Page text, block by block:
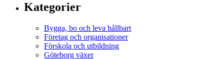
Kategorier
Bygga, bo och leva hållbart
Företag och organisationer
Förskola och utbildning
Göteborg växer